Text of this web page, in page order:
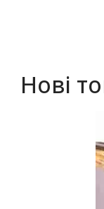
Нові